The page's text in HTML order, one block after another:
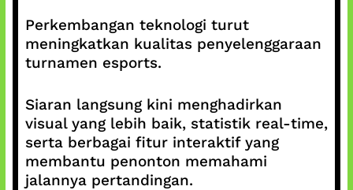
Perkembangan teknologi turut
meningkatkan kualitas penyelenggaraan
turnamen esports.
Siaran langsung kini menghadirkan
visual yang lebih baik, statistik real-time,
serta berbagai fitur interaktif yang
membantu penonton memahami
jalannya pertandingan.